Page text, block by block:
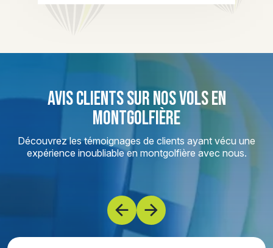
AVIS CLIENTS SUR NOS VOLS EN
MONTGOLFIÈRE
Découvrez les témoignages de clients ayant vécu une
expérience inoubliable en montgolfière avec nous.